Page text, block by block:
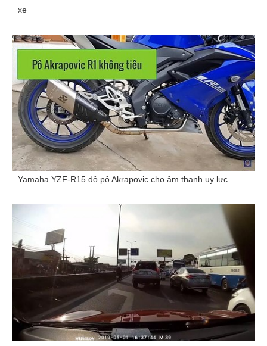
xe
Yamaha YZF-R15 độ pô Akrapovic cho âm thanh uy lực